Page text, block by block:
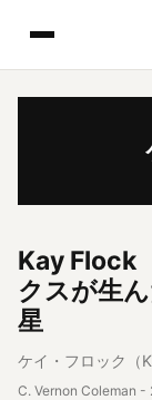
Kay Flock
クスが生
星
ケイ・フロック（
C. Vernon Coleman -